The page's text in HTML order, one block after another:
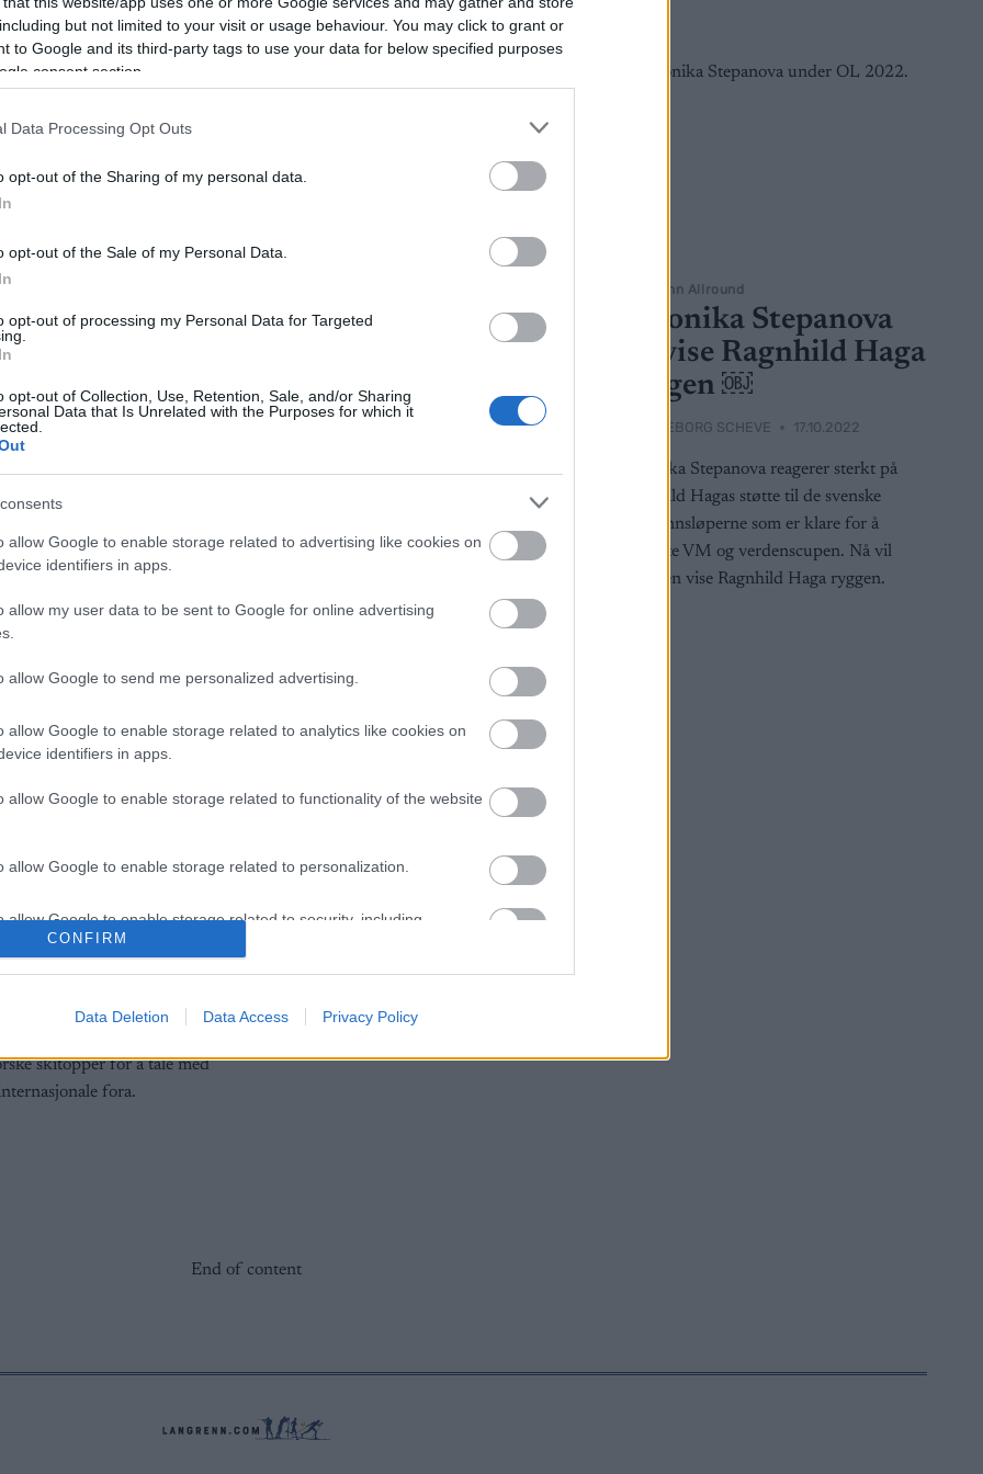
but not limited to your visit or usage behaviour. You may click to grant or
to Google and its third-party tags to use your data for below specified purposes
consent section.
Data Processing Opt Outs
opt-out of the Sharing of my personal data.
opt-out of the Sale of my Personal Data.
opt-out of processing my Personal Data for Targeted
opt-out of Collection, Use, Retention, Sale, and/or Sharing
Data that Is Unrelated with the Purposes for which it
allow Google to enable storage related to advertising like cookies on
identifiers in apps.
allow my user data to be sent to Google for online advertising
allow Google to send me personalized advertising.
allow Google to enable storage related to analytics like cookies on
identifiers in apps.
allow Google to enable storage related to functionality of the website
allow Google to enable storage related to personalization.
allow Google to enable storage related to security, including
functionality and fraud prevention, and other user protection.
CONFIRM
Data Deletion Data Access Privacy Policy
Norge vil
energikrisen i
SCHEVE
og strømprisene gir Norge
i kista for
FIS: – Ingen russiske
verdenscupen
19.10.2022
FIS-styret: – Russiske utøvere kommer
kommende sesong.
Langrenn Allround
Veronika Stepanova
vil vise Ragnhild Haga
ryggen ￼
INGEBORG SCHEVE 17.10.2022
Veronika Stepanova reagerer sterkt på
Ragnhild Hagas støtte til de svenske
langrennsløperne som er klare for å
boikotte VM og verdenscupen. Nå vil
russeren vise Ragnhild Haga ryggen.
anklager Norge
skitopper for å tale med
fora.
End of content